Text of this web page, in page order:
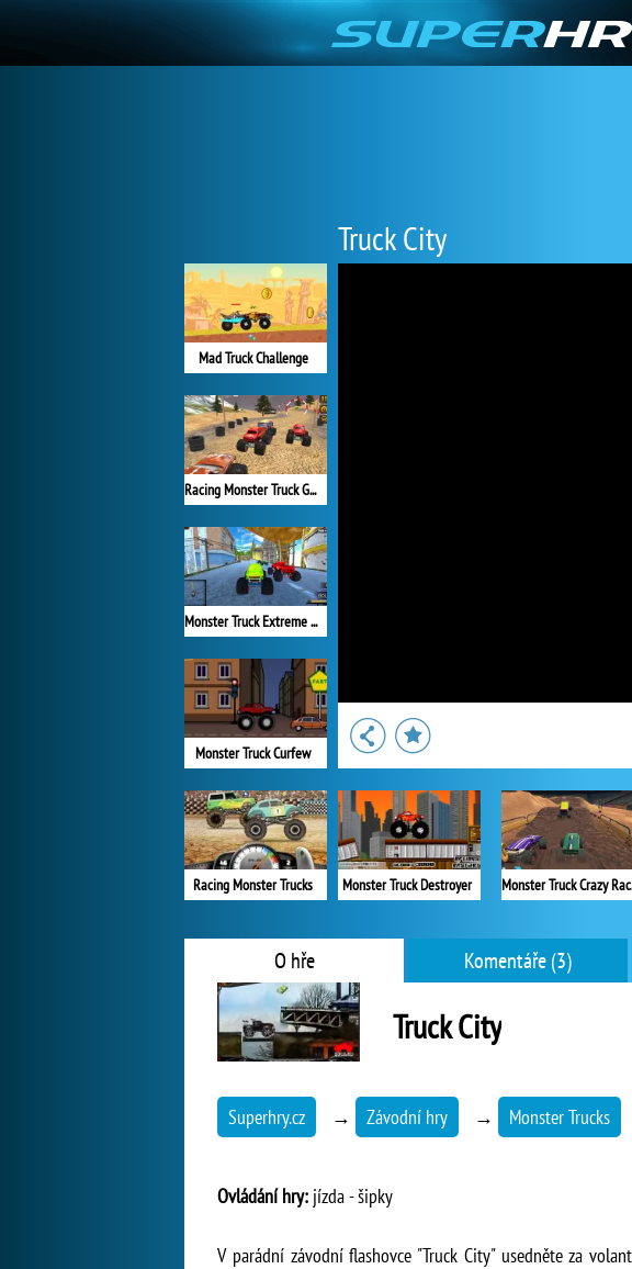
Truck City
Mad Truck Challenge
Racing Monster Truck Game 3D
Monster Truck Extreme Racing
Monster Truck Curfew
Racing Monster Trucks Monster Truck Destroyer
O hře Komentáře (3)
Truck City
Superhry.cz → Závodní hry → Monster Trucks
Ovládání hry: jízda - šipky
V parádní závodní flashovce "Truck City" usedněte za